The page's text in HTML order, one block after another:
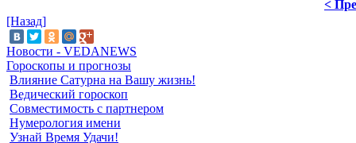
<
[Назад]
Новости - VEDANEWS
Гороскопы и прогнозы
Влияние Сатурна на Вашу жизнь!
Ведический гороскоп
Совместимость с партнером
Нумерология имени
Узнай Время Удачи!